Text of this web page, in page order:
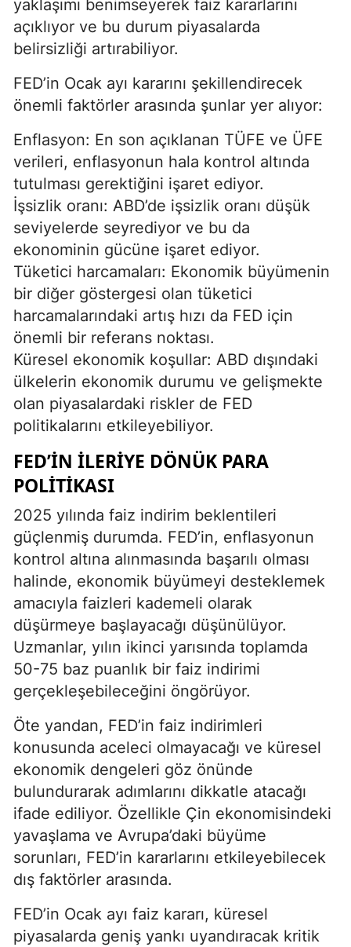
yaklaşımı benimseyerek faiz kararlarını
açıklıyor ve bu durum piyasalarda
belirsizliği artırabiliyor.
FED’in Ocak ayı kararını şekillendirecek
önemli faktörler arasında şunlar yer alıyor:
Enflasyon: En son açıklanan TÜFE ve ÜFE
verileri, enflasyonun hala kontrol altında
tutulması gerektiğini işaret ediyor.
İşsizlik oranı: ABD’de işsizlik oranı düşük
seviyelerde seyrediyor ve bu da
ekonominin gücüne işaret ediyor.
Tüketici harcamaları: Ekonomik büyümenin
bir diğer göstergesi olan tüketici
harcamalarındaki artış hızı da FED için
önemli bir referans noktası.
Küresel ekonomik koşullar: ABD dışındaki
ülkelerin ekonomik durumu ve gelişmekte
olan piyasalardaki riskler de FED
politikalarını etkileyebiliyor.
FED’İN İLERİYE DÖNÜK PARA
POLİTİKASI
2025 yılında faiz indirim beklentileri
güçlenmiş durumda. FED’in, enflasyonun
kontrol altına alınmasında başarılı olması
halinde, ekonomik büyümeyi desteklemek
amacıyla faizleri kademeli olarak
düşürmeye başlayacağı düşünülüyor.
Uzmanlar, yılın ikinci yarısında toplamda
50-75 baz puanlık bir faiz indirimi
gerçekleşebileceğini öngörüyor.
Öte yandan, FED’in faiz indirimleri
konusunda aceleci olmayacağı ve küresel
ekonomik dengeleri göz önünde
bulundurarak adımlarını dikkatle atacağı
ifade ediliyor. Özellikle Çin ekonomisindeki
yavaşlama ve Avrupa’daki büyüme
sorunları, FED’in kararlarını etkileyebilecek
dış faktörler arasında.
FED’in Ocak ayı faiz kararı, küresel
piyasalarda geniş yankı uyandıracak kritik